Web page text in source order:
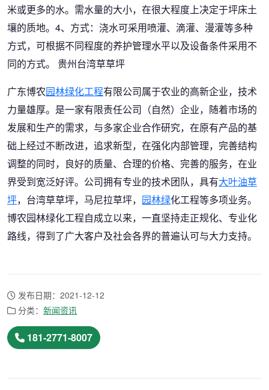
米或更多的水。需水量的大小，在很大程度上决定于坪床土
壤的质地。4、方式：浇水可采用喷灌、滴灌、漫灌等多种
方式，可根据不同程度的养护管理水平以及设备条件采用不
同的方式。 贵州台湾草草坪
广东博农园林绿化工程有限公司属于农业的高新企业，技术
力量雄厚。是一家有限责任公司（自然）企业，随着市场的
发展和生产的需求，与多家企业合作研究，在原有产品的基
础上经过不断改进，追求新型，在强化内部管理，完善结构
调整的同时，良好的质量、合理的价格、完善的服务，在业
界受到宽泛好评。公司拥有专业的技术团队，具有大叶油草
坪，台湾草草坪，马尼拉草坪， 园林绿化工程等多项业务。
博农园林绿化工程自成立以来，一直坚持走正规化、专业化
路线，得到了广大客户及社会各界的普遍认可与大力支持。
发布日期：2021-12-12
分类： 新闻资讯
181-2771-8007